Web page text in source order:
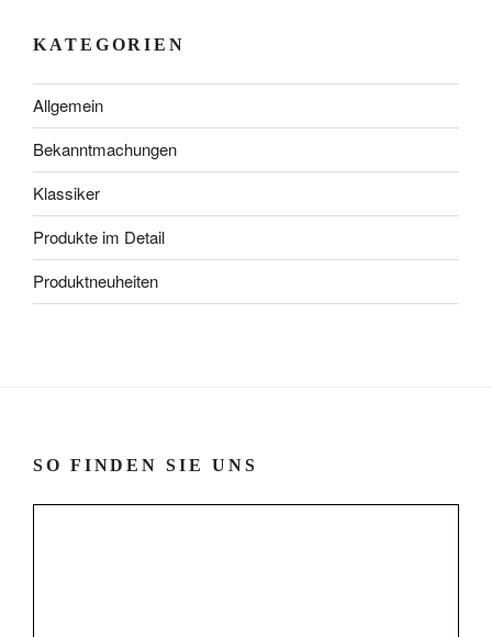
KATEGORIEN
Allgemein
Bekanntmachungen
Klassiker
Produkte im Detail
Produktneuheiten
SO FINDEN SIE UNS